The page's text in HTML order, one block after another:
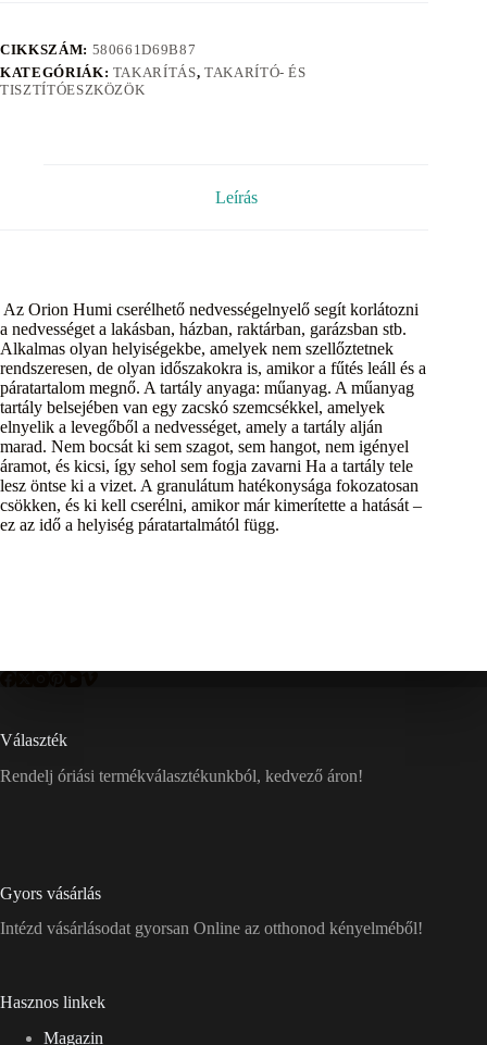
CIKKSZÁM: 580661D69B87
KATEGÓRIÁK: TAKARÍTÁS, TAKARÍTÓ- ÉS
TISZTÍTÓESZKÖZÖK
Leírás
Az Orion Humi cserélhető nedvességelnyelő segít korlátozni
a nedvességet a lakásban, házban, raktárban, garázsban stb.
Alkalmas olyan helyiségekbe, amelyek nem szellőztetnek
rendszeresen, de olyan időszakokra is, amikor a fűtés leáll és a
páratartalom megnő. A tartály anyaga: műanyag. A műanyag
tartály belsejében van egy zacskó szemcsékkel, amelyek
elnyelik a levegőből a nedvességet, amely a tartály alján
marad. Nem bocsát ki sem szagot, sem hangot, nem igényel
áramot, és kicsi, így sehol sem fogja zavarni Ha a tartály tele
lesz öntse ki a vizet. A granulátum hatékonysága fokozatosan
csökken, és ki kell cserélni, amikor már kimerítette a hatását –
ez az idő a helyiség páratartalmától függ.
Választék
Rendelj óriási termékválasztékunkból, kedvező áron!
Gyors vásárlás
Intézd vásárlásodat gyorsan Online az otthonod kényelméből!
Hasznos linkek
Magazin